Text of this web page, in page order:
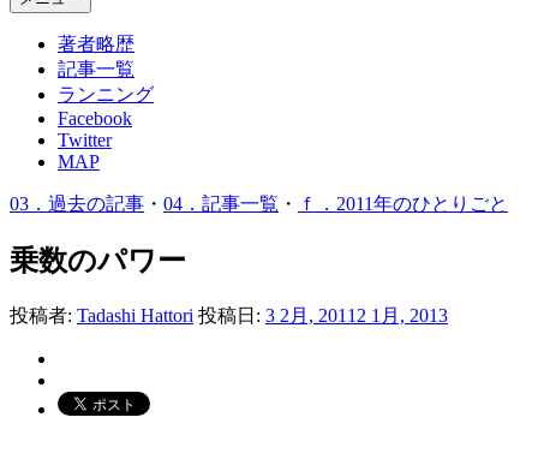
著者略歴
記事一覧
ランニング
Facebook
Twitter
MAP
03．過去の記事 ・ 04．記事一覧 ・ ｆ．2011年のひとりごと
乗数のパワー
投稿者: Tadashi Hattori 投稿日: 3 2月, 2011 2 1月, 2013